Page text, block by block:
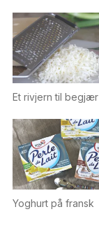
Et rivjern til begjær
Yoghurt på fransk